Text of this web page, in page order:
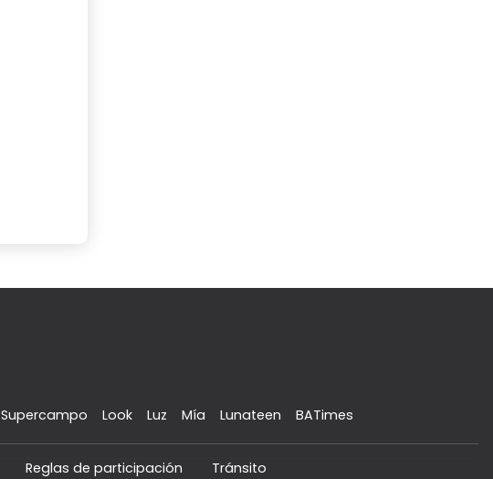
Supercampo Look Luz Mía Lunateen BATimes
Reglas de participación Tránsito